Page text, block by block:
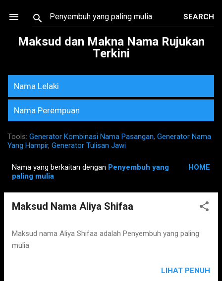
Skip to main content
Maksud dan Makna Nama Rujukan
Terkini
Nama Lelaki
Nama Perempuan
Tools: Generator Kombinasi Nama Pasangan, Generator Nama
Yang Hampir, Generator Tulisan Jawi
Nama yang berkaitan dengan Penyembuh yang
paling mulia
HOME
Maksud Nama Aliya Shifaa
Maksud nama Aliya Shifaa adalah Penyembuh yang paling
mulia
LIHAT PENUH